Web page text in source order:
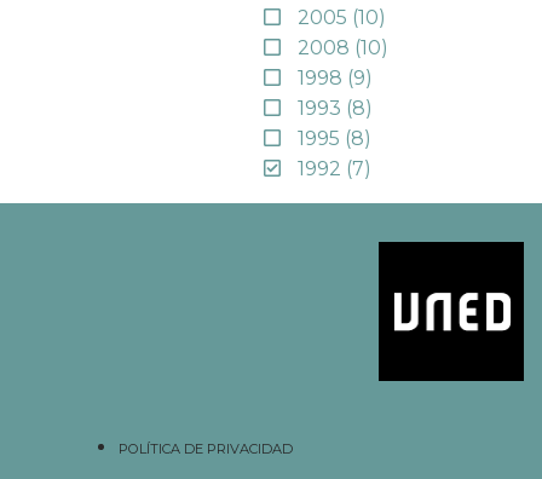
2005 (10)
2008 (10)
1998 (9)
1993 (8)
1995 (8)
1992 (7)
POLÍTICA DE PRIVACIDAD